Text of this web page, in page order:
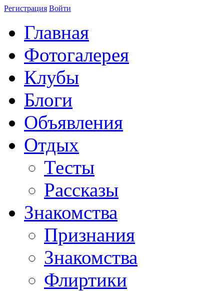
Регистрация Войти
Главная
Фотогалерея
Клубы
Блоги
Объявления
Отдых
Тесты
Рассказы
Знакомства
Признания
Знакомства
Флиртики